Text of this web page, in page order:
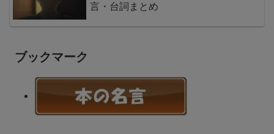
言・台詞まとめ
ブックマーク